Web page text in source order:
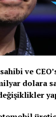
ve
dolara